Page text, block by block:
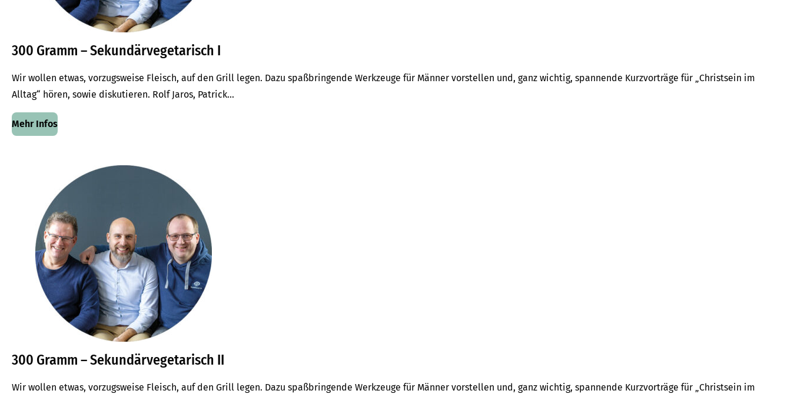
300 Gramm – Sekundärvegetarisch I
Wir wollen etwas, vorzugsweise Fleisch, auf den Grill legen. Dazu spaßbringende Werkzeuge für Männer vorstellen und, ganz wichtig, spannende Kurzvorträge für „Christsein im
Alltag“ hören, sowie diskutieren. Rolf Jaros, Patrick...
Mehr Infos
300 Gramm – Sekundärvegetarisch II
Wir wollen etwas, vorzugsweise Fleisch, auf den Grill legen. Dazu spaßbringende Werkzeuge für Männer vorstellen und, ganz wichtig, spannende Kurzvorträge für „Christsein im